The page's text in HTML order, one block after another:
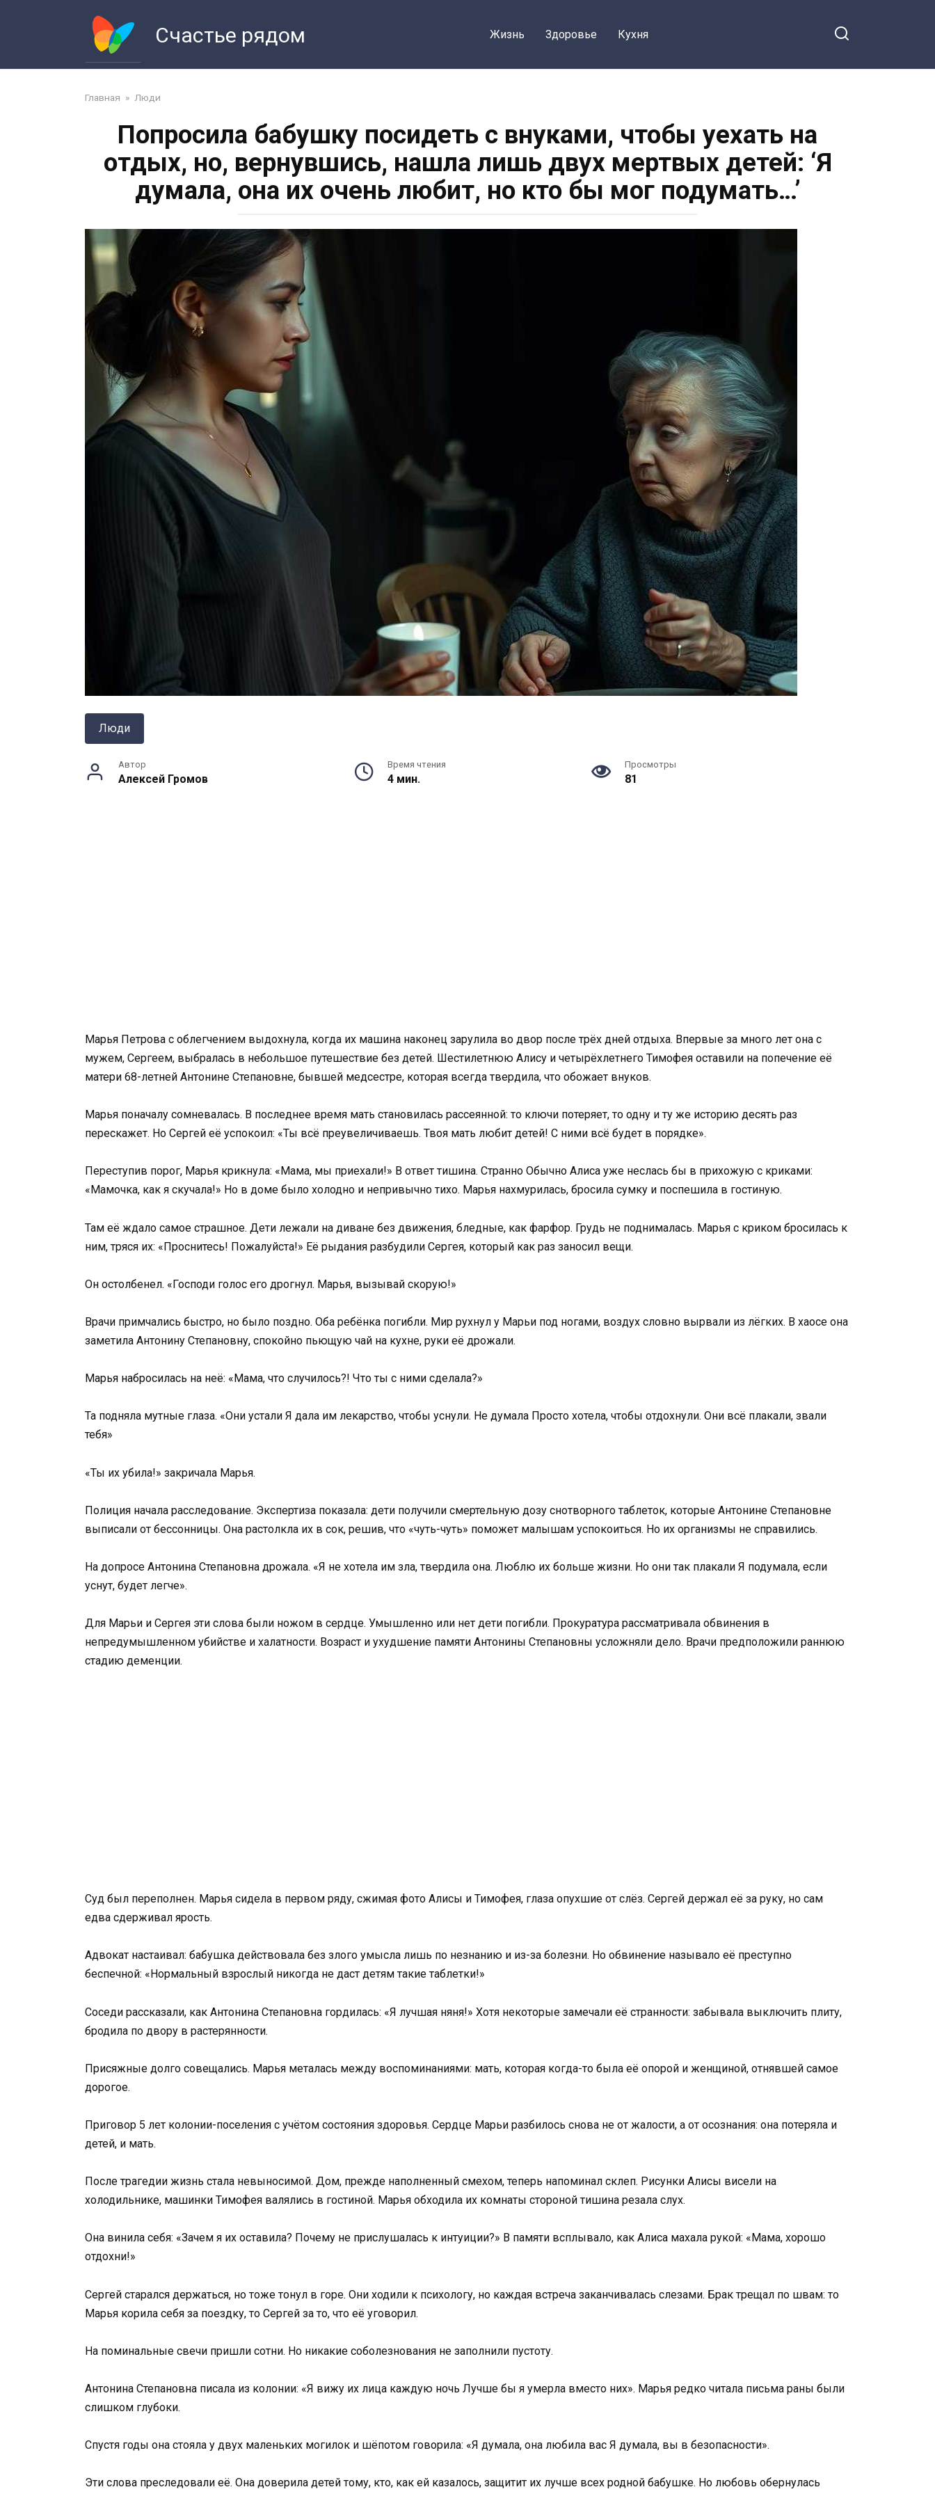
Счастье рядом Жизнь Здоровье Кухня
Главная » Люди
Попросила бабушку посидеть с внуками, чтобы уехать на
отдых, но, вернувшись, нашла лишь двух мертвых детей: ‘Я
думала, она их очень любит, но кто бы мог подумать…’
Люди
Автор
Алексей Громов
Время чтения
4 мин.
Просмотры
81
Марья Петрова с облегчением выдохнула, когда их машина наконец зарулила во двор после трёх дней отдыха. Впервые за много лет она с
мужем, Сергеем, выбралась в небольшое путешествие без детей. Шестилетнюю Алису и четырёхлетнего Тимофея оставили на попечение её
матери 68-летней Антонине Степановне, бывшей медсестре, которая всегда твердила, что обожает внуков.
Марья поначалу сомневалась. В последнее время мать становилась рассеянной: то ключи потеряет, то одну и ту же историю десять раз
перескажет. Но Сергей её успокоил: «Ты всё преувеличиваешь. Твоя мать любит детей! С ними всё будет в порядке».
Переступив порог, Марья крикнула: «Мама, мы приехали!» В ответ тишина. Странно Обычно Алиса уже неслась бы в прихожую с криками:
«Мамочка, как я скучала!» Но в доме было холодно и непривычно тихо. Марья нахмурилась, бросила сумку и поспешила в гостиную.
Там её ждало самое страшное. Дети лежали на диване без движения, бледные, как фарфор. Грудь не поднималась. Марья с криком бросилась к
ним, тряся их: «Проснитесь! Пожалуйста!» Её рыдания разбудили Сергея, который как раз заносил вещи.
Он остолбенел. «Господи голос его дрогнул. Марья, вызывай скорую!»
Врачи примчались быстро, но было поздно. Оба ребёнка погибли. Мир рухнул у Марьи под ногами, воздух словно вырвали из лёгких. В хаосе она
заметила Антонину Степановну, спокойно пьющую чай на кухне, руки её дрожали.
Марья набросилась на неё: «Мама, что случилось?! Что ты с ними сделала?»
Та подняла мутные глаза. «Они устали Я дала им лекарство, чтобы уснули. Не думала Просто хотела, чтобы отдохнули. Они всё плакали, звали
тебя»
«Ты их убила!» закричала Марья.
Полиция начала расследование. Экспертиза показала: дети получили смертельную дозу снотворного таблеток, которые Антонине Степановне
выписали от бессонницы. Она растолкла их в сок, решив, что «чуть-чуть» поможет малышам успокоиться. Но их организмы не справились.
На допросе Антонина Степановна дрожала. «Я не хотела им зла, твердила она. Люблю их больше жизни. Но они так плакали Я подумала, если
уснут, будет легче».
Для Марьи и Сергея эти слова были ножом в сердце. Умышленно или нет дети погибли. Прокуратура рассматривала обвинения в
непредумышленном убийстве и халатности. Возраст и ухудшение памяти Антонины Степановны усложняли дело. Врачи предположили раннюю
стадию деменции.
Суд был переполнен. Марья сидела в первом ряду, сжимая фото Алисы и Тимофея, глаза опухшие от слёз. Сергей держал её за руку, но сам
едва сдерживал ярость.
Адвокат настаивал: бабушка действовала без злого умысла лишь по незнанию и из-за болезни. Но обвинение называло её преступно
беспечной: «Нормальный взрослый никогда не даст детям такие таблетки!»
Соседи рассказали, как Антонина Степановна гордилась: «Я лучшая няня!» Хотя некоторые замечали её странности: забывала выключить плиту,
бродила по двору в растерянности.
Присяжные долго совещались. Марья металась между воспоминаниями: мать, которая когда-то была её опорой и женщиной, отнявшей самое
дорогое.
Приговор 5 лет колонии-поселения с учётом состояния здоровья. Сердце Марьи разбилось снова не от жалости, а от осознания: она потеряла и
детей, и мать.
После трагедии жизнь стала невыносимой. Дом, прежде наполненный смехом, теперь напоминал склеп. Рисунки Алисы висели на
холодильнике, машинки Тимофея валялись в гостиной. Марья обходила их комнаты стороной тишина резала слух.
Она винила себя: «Зачем я их оставила? Почему не прислушалась к интуиции?» В памяти всплывало, как Алиса махала рукой: «Мама, хорошо
отдохни!»
Сергей старался держаться, но тоже тонул в горе. Они ходили к психологу, но каждая встреча заканчивалась слезами. Брак трещал по швам: то
Марья корила себя за поездку, то Сергей за то, что её уговорил.
На поминальные свечи пришли сотни. Но никакие соболезнования не заполнили пустоту.
Антонина Степановна писала из колонии: «Я вижу их лица каждую ночь Лучше бы я умерла вместо них». Марья редко читала письма раны были
слишком глубоки.
Спустя годы она стояла у двух маленьких могилок и шёпотом говорила: «Я думала, она любила вас Я думала, вы в безопасности».
Эти слова преследовали её. Она доверила детей тому, кто, как ей казалось, защитит их лучше всех родной бабушке. Но любовь обернулась